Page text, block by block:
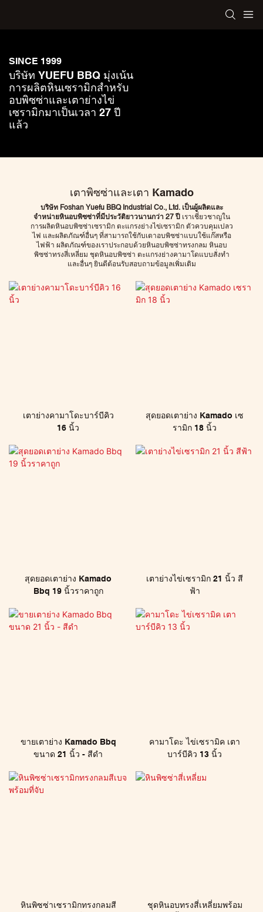
SINCE 1999
บริษัท YUEFU BBQ มุ่งเน้น
การผลิตหินเซรามิกสำหรับ
อบพิซซ่าและเตาย่างไข่
เซรามิกมาเป็นเวลา 27 ปี
แล้ว
เตาพิซซ่าและเตา Kamado
บริษัท Foshan Yuefu BBQ Industrial Co., Ltd. เป็นผู้ผลิตและ
จำหน่ายหินอบพิซซ่าที่มีประวัติยาวนานกว่า 27 ปีเราเชี่ยวชาญใน
การผลิตหินอบพิซซ่าเซรามิก ตะแกรงย่างไข่เซรามิก ตัวควบคุมเปลว
ไฟ และผลิตภัณฑ์อื่นๆ ที่สามารถใช้กับเตาอบพิซซ่าแบบใช้แก๊สหรือ
ไฟฟ้า ผลิตภัณฑ์ของเราประกอบด้วยหินอบพิซซ่าทรงกลม หินอบ
พิซซ่าทรงสี่เหลี่ยม ชุดหินอบพิซซ่า ตะแกรงย่างคามาโดแบบสั่งทำ
และอื่นๆ ยินดีต้อนรับสอบถามข้อมูลเพิ่มเติม
เตาย่างคามาโดะบาร์บีคิว
16 นิ้ว
สุดยอดเตาย่าง Kamado เซ
รามิก 18 นิ้ว
สุดยอดเตาย่าง Kamado
Bbq 19 นิ้วราคาถูก
เตาย่างไข่เซรามิก 21 นิ้ว สี
ฟ้า
ขายเตาย่าง Kamado Bbq
ขนาด 21 นิ้ว - สีดำ
คามาโดะ ไข่เซรามิค เตา
บาร์บีคิว 13 นิ้ว
หินพิซซ่าเซรามิกทรงกลมสี
ชุดหินอบทรงสี่เหลี่ยมพร้อม